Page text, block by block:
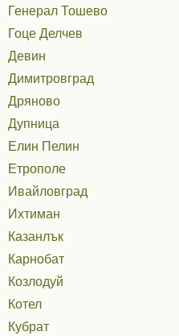
Генерал Тошево
Гоце Делчев
Девин
Димитровград
Дряново
Дупница
Елин Пелин
Етрополе
Ивайловград
Ихтиман
Казанлък
Карнобат
Козлодуй
Котел
Кубрат